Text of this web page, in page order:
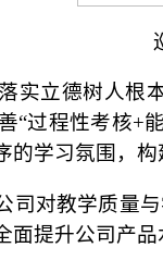
实立德树人根
“过程性考核+
学习氛围，
司对教学质量
提升公司产品